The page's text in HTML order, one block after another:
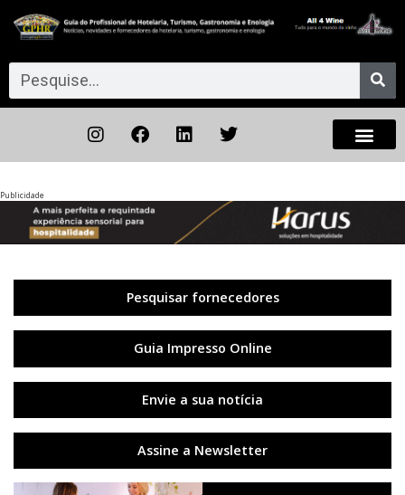
Publicidade
Pesquisar fornecedores
Guia Impresso Online
Envie a sua notícia
Assine a Newsletter